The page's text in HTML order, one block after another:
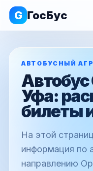
G ГосБус
АВТОБУСНЫЙ
Уфа:
билеты
На этой
информация по
направлению